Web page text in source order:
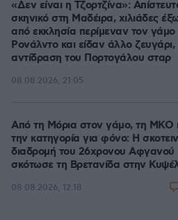
«Δεν είναι η Τζορτζίνα»:
σκηνικό στη Μαδέιρα, χιλιάδες
από εκκλησία περίμεναν τον γάμο
Ρονάλντο και είδαν άλλο ζευγάρι,
αντίδραση του Πορτογάλου σταρ
08.08.2026, 21:05
Από τη Μόρια στον γάμο, τη ΜΚΟ
την κατηγορία για φόνο: Η
διαδρομή του 26χρονου Αφγανού
σκότωσε τη Βρετανίδα στην
08.08.2026, 12:18